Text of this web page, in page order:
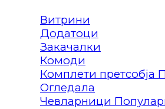
Витрини
Додатоци
Закачалки
Комоди
Комплети претсобја
Огледала
Чевларници